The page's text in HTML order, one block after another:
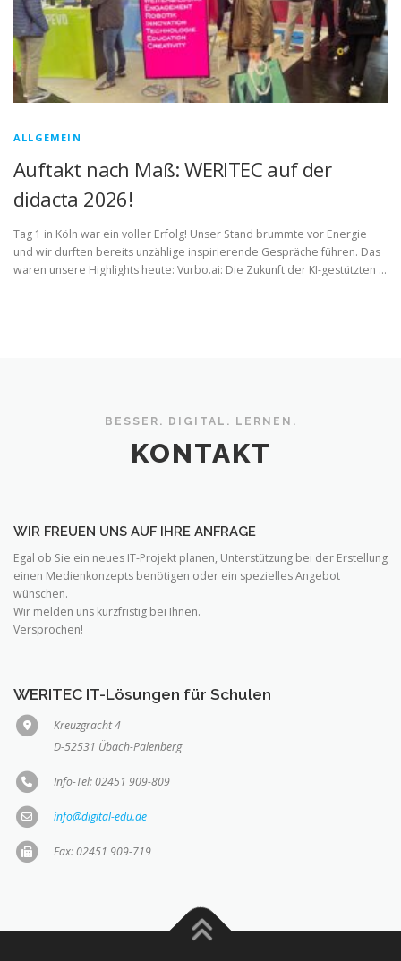
ALLGEMEIN
Auftakt nach Maß: WERITEC auf der
didacta 2026!
Tag 1 in Köln war ein voller Erfolg! Unser Stand brummte vor Energie
und wir durften bereits unzählige inspirierende Gespräche führen. Das
waren unsere Highlights heute: Vurbo.ai: Die Zukunft der KI-gestützten …
BESSER. DIGITAL. LERNEN.
KONTAKT
WIR FREUEN UNS AUF IHRE ANFRAGE
Egal ob Sie ein neues IT-Projekt planen, Unterstützung bei der Erstellung
einen Medienkonzepts benötigen oder ein spezielles Angebot
wünschen.
Wir melden uns kurzfristig bei Ihnen.
Versprochen!
WERITEC IT-Lösungen für Schulen
Kreuzgracht 4
D-52531 Übach-Palenberg
Info-Tel: 02451 909-809
info@digital-edu.de
Fax: 02451 909-719